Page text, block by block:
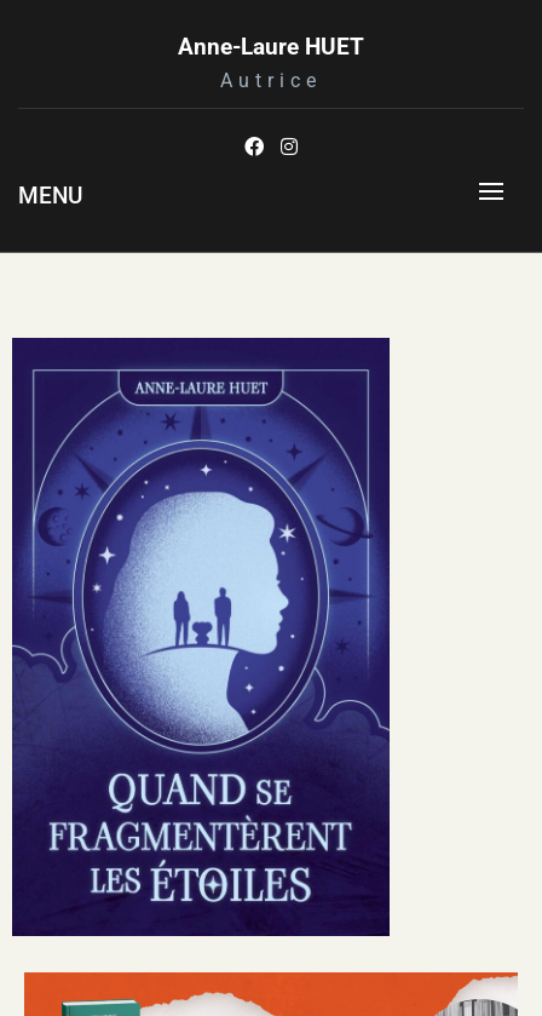
Anne-Laure HUET
Autrice
MENU